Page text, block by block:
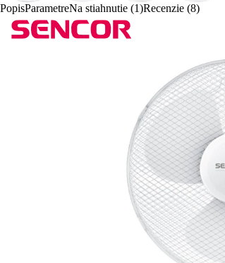
PopisParametreNa stiahnutie (1)Recenzie (8)